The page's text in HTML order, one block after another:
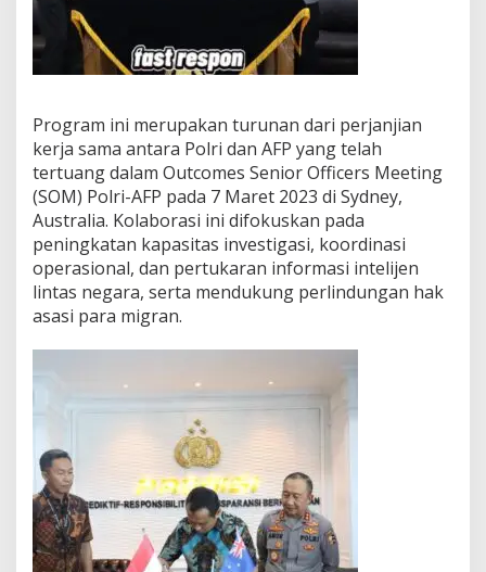
Program ini merupakan turunan dari perjanjian
kerja sama antara Polri dan AFP yang telah
tertuang dalam Outcomes Senior Officers Meeting
(SOM) Polri-AFP pada 7 Maret 2023 di Sydney,
Australia. Kolaborasi ini difokuskan pada
peningkatan kapasitas investigasi, koordinasi
operasional, dan pertukaran informasi intelijen
lintas negara, serta mendukung perlindungan hak
asasi para migran.